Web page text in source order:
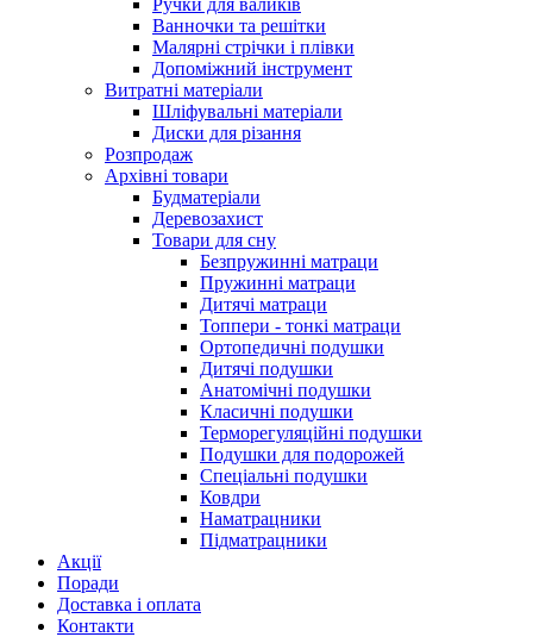
Ручки для валиків
Ванночки та решітки
Малярні стрічки і плівки
Допоміжний інструмент
Витратні матеріали
Шліфувальні матеріали
Диски для різання
Розпродаж
Архівні товари
Будматеріали
Деревозахист
Товари для сну
Безпружинні матраци
Пружинні матраци
Дитячі матраци
Топпери - тонкі матраци
Ортопедичні подушки
Дитячі подушки
Анатомічні подушки
Класичні подушки
Терморегуляційні подушки
Подушки для подорожей
Спеціальні подушки
Ковдри
Наматрацники
Підматрацники
Акції
Поради
Доставка і оплата
Контакти